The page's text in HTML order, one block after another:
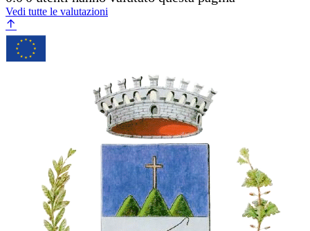
Vedi tutte le valutazioni